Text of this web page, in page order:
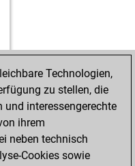
Technologien,
zu stellen, die
und interessengerechte
ihrem
neben technisch
Cookies sowie